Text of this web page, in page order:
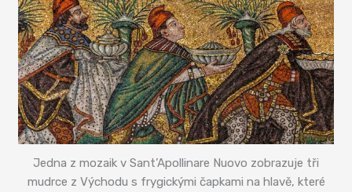
Jedna z mozaik v Sant’Apollinare Nuovo zobrazuje tři
mudrce z Východu s frygickými čapkami na hlavě, které